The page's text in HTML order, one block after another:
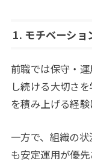
1. モチベーショ
前職では保守・
し続ける大切さ
を積み上げる経験
一方で、組織の
も安定運用が優